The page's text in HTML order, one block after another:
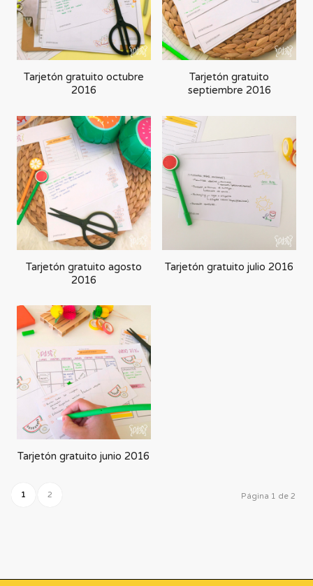
Tarjetón gratuito octubre
2016
Tarjetón gratuito
septiembre 2016
Tarjetón gratuito agosto
2016
Tarjetón gratuito julio 2016
Tarjetón gratuito junio 2016
Página 1 de 2
1 2